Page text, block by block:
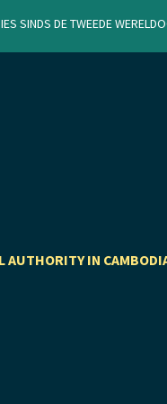
sinds de Tweede
AUTHORITY IN